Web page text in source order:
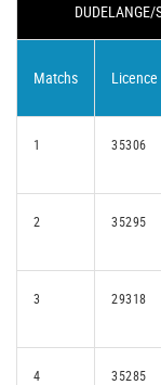
DUDELANGE/
Matchs Licence
1 35306
2 35295
3 29318
4 35285